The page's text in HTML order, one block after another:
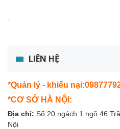
LIÊN HỆ
*Quản lý - khiếu
*CƠ SỞ HÀ NỘI:
Địa chỉ: Số 20 ngách 1 ngõ 46
Nội